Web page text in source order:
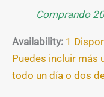
Comprando
Availability: 1
Puedes incluir más
todo un día o dos